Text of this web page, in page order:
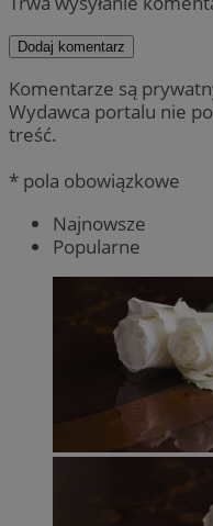
Dodaj komentarz
Komentarze są
Wydawca portalu nie
treść.
* pola obowiązkowe
Najnowsze
Popularne